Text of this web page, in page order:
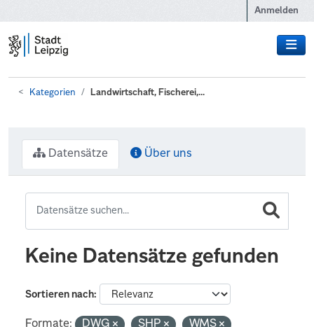
Anmelden
Kategorien Landwirtschaft, Fischerei,...
Datensätze Über uns
Keine Datensätze gefunden
Sortieren nach
Formate: DWG SHP
WMS